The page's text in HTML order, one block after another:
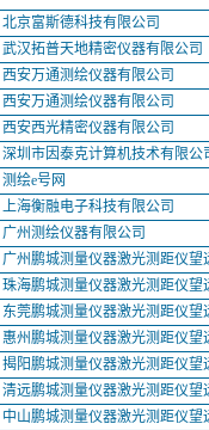
北京富斯德科技有限公司
武汉拓普天地精密仪器有限公司
西安万通测绘仪器有限公司
西安万通测绘仪器有限公司
西安西光精密仪器有限公司
深圳市因泰克计算机技术有限公
测绘e号网
上海衡融电子科技有限公司
广州测绘仪器有限公司
广州鹏城测量仪器激光测距仪
珠海鹏城测量仪器激光测距仪
东莞鹏城测量仪器激光测距仪
惠州鹏城测量仪器激光测距仪
揭阳鹏城测量仪器激光测距仪
清远鹏城测量仪器激光测距仪
中山鹏城测量仪器激光测距仪